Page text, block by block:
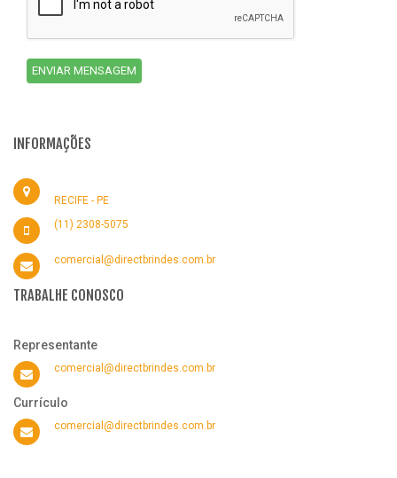
ENVIAR MENSAGEM
INFORMAÇÕES
RECIFE - PE
(11) 2308-5075
comercial@directbrindes.com.br
TRABALHE CONOSCO
Representante
comercial@directbrindes.com.br
Currículo
comercial@directbrindes.com.br